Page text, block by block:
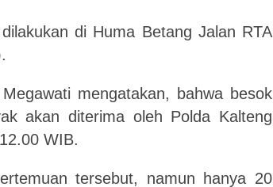
di Huma Betang Jalan RTA
mengatakan, bahwa besok
akan diterima oleh Polda Kalteng
WIB.
tersebut, namun hanya 20